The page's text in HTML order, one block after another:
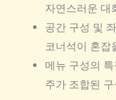
자연스러운 대
공간 구성 및
코너석이 혼잡
메뉴 구성의
주가 조합된